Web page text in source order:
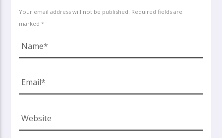
Your email address will not be published. Required fields are
marked *